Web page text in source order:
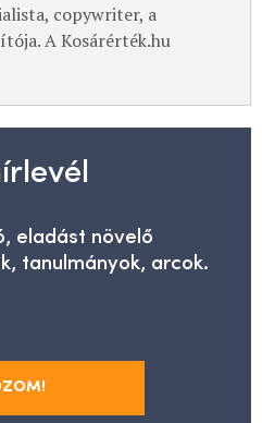
copywriter, a
A Kosárérték.hu
eladást növelő
tanulmányok, arcok.